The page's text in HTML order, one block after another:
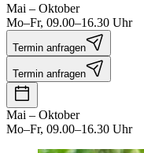
Mai – Oktober
Mo–Fr, 09.00–16.30 Uhr
Termin anfragen
Termin anfragen
Mai – Oktober
Mo–Fr, 09.00–16.30 Uhr